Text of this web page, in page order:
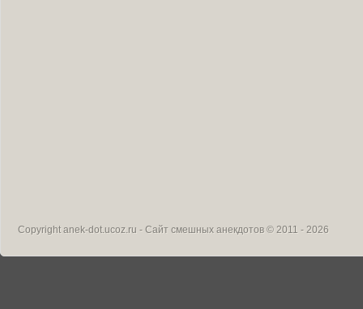
Copyrightanek-dot.ucoz.ru - Сайт смешных анекдотов © 2011 - 2026